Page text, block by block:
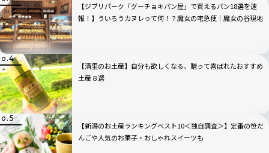
【ジブリパーク「グーチョキパン屋」で買えるパン18選を速
報！】ういろうカヌレって何！？魔女の宅急便｜魔女の谷現地
【清里のお土産】自分も欲しくなる、贈って喜ばれたおすすめ
土産８選
【新潟のお土産ランキングベスト10＜独自調査＞】定番の笹だ
んごや人気のお菓子・おしゃれスイーツも